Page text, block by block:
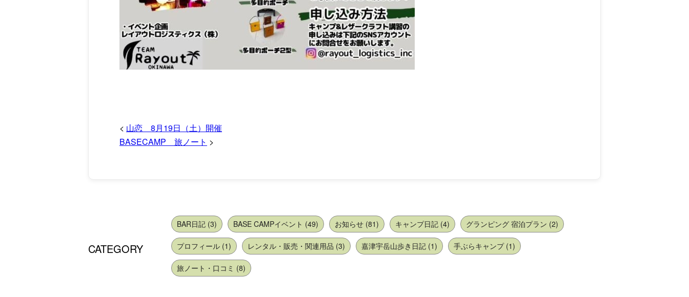
< 山恋 8月19日（土）開催
BASECAMP 旅ノート >
CATEGORY
BAR日記 (3) BASE CAMPイベント (49) お知らせ (81) キャンプ日記 (4) グランピング 宿泊プラン (2)
プロフィール (1) レンタル・販売・関連用品 (3) 嘉津宇岳山歩き日記 (1) 手ぶらキャンプ (1)
旅ノート・口コミ (8)